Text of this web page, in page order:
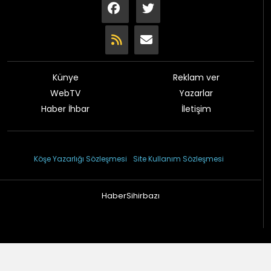
Künye
WebTV
Haber İhbar
Reklam ver
Yazarlar
İletişim
Köşe Yazarlığı Sözleşmesi
Site Kullanım Sözleşmesi
HaberSihirbazı